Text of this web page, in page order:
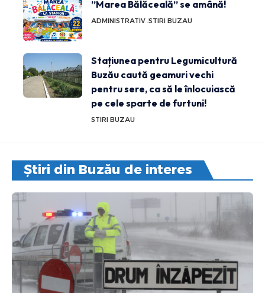
”Marea Bălăceală” se amână!
ADMINISTRATIV STIRI BUZAU
Stațiunea pentru Legumicultură
Buzău caută geamuri vechi
pentru sere, ca să le înlocuiască
pe cele sparte de furtuni!
STIRI BUZAU
Știri din Buzău de interes